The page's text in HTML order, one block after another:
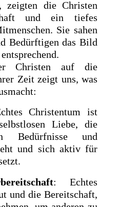
zeigten die Christen
und ein tiefes
Sie sahen
Bedürftigen das Bild
Christen auf die
Zeit zeigt uns, was
Christentum ist
Liebe, die
Bedürfnisse und
und sich aktiv für
: Echtes
und die Bereitschaft,